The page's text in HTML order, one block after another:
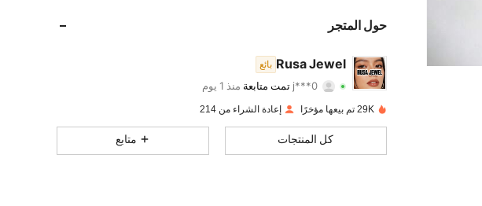
حول المتجر
Rusa Jewel بائع
تمت متابعة
4.32 تقييم 263قطع 127متابعون
4.32
263
127
29K تم بيعها مؤخرًا إعادة الشراء من 214
كل المنتجات متابع